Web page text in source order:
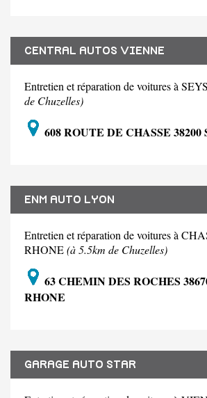
CENTRAL AUTOS VIENNE
Entretien et réparation de voitures à
de Chuzelles)
608 ROUTE DE CHASSE 38200
ENM AUTO LYON
Entretien et réparation de voitures à
RHONE(à 5.5km de Chuzelles)
63 CHEMIN DES ROCHES
RHONE
GARAGE AUTO STAR